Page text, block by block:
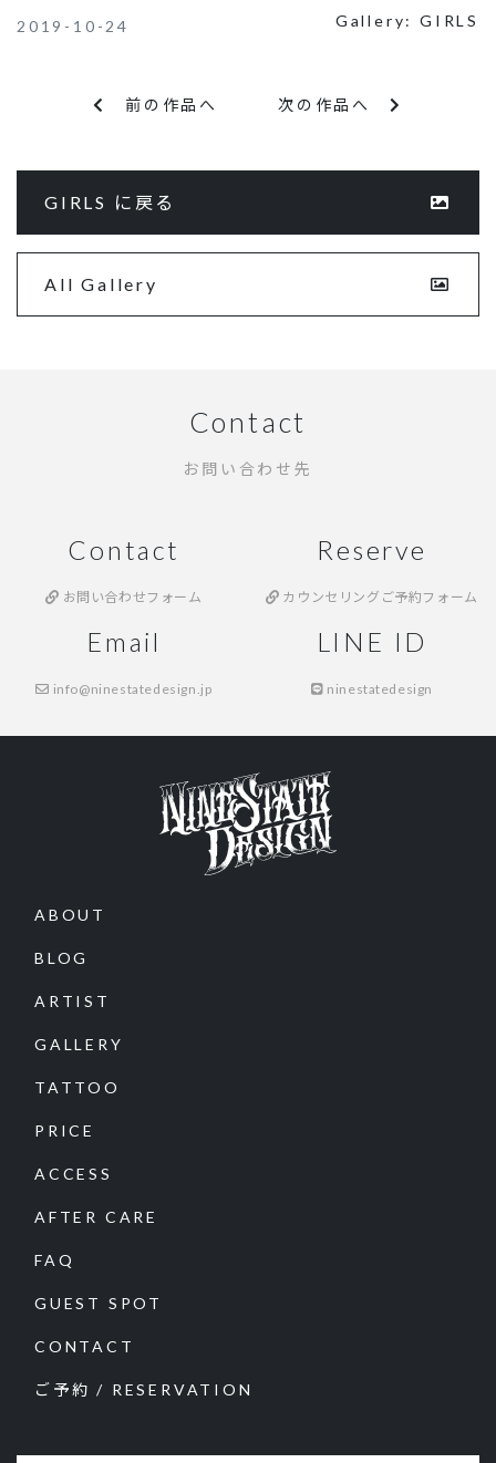
2019-10-24 Gallery: GIRLS
前の作品へ 次の作品へ
GIRLS に戻る
All Gallery
Contact
お問い合わせ先
Contact
お問い合わせフォーム
Reserve
カウンセリングご予約フォーム
Email
info@ninestatedesign.jp
LINE ID
ninestatedesign
ABOUT
BLOG
ARTIST
GALLERY
TATTOO
PRICE
ACCESS
AFTER CARE
FAQ
GUEST SPOT
CONTACT
ご予約 / RESERVATION